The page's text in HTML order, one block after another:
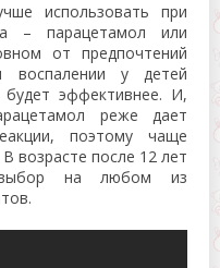
использовать при
– парацетамол или
от предпочтений
воспалении у детей
эффективнее. И,
реже дает
поэтому чаще
возрасте после 12 лет
на любом из